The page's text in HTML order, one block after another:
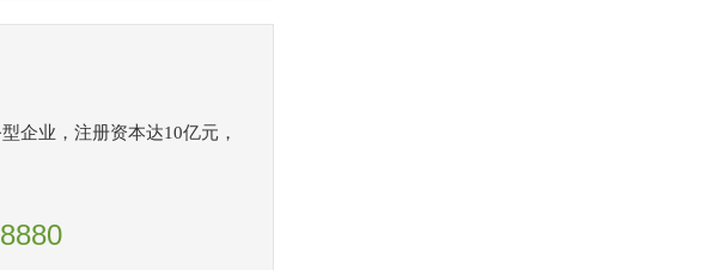
企业，注册资本达10亿元，